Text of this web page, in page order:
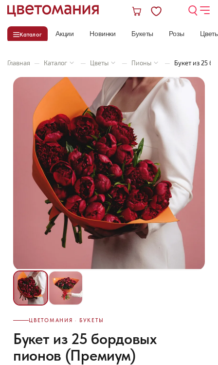
Каталог Акции Новинки Букеты Розы
Главная — Каталог — Цветы — Пионы — Букет из 25
ЦВЕТОМАНИЯ · БУКЕТЫ
Букет из 25 бордовых
пионов (Премиум)